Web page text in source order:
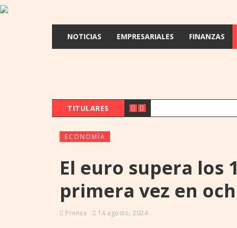
NOTICIAS EMPRESARIALES FINANZAS
TITULARES
ECONOMÍA
El euro supera los
primera vez en
Prensa 14 agosto, 2024